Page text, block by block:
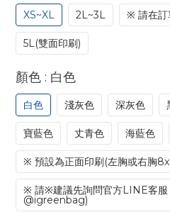
XS~XL 2L~3L ※ 請在訂
5L(雙面印刷)
顏色 : 白色
白色 淺灰色 深灰色
寶藍色 丈青色 海藍色
※ 預設為正面印刷(左胸或右胸
※ 請※建議先詢問官方LINE客服
@igreenbag)